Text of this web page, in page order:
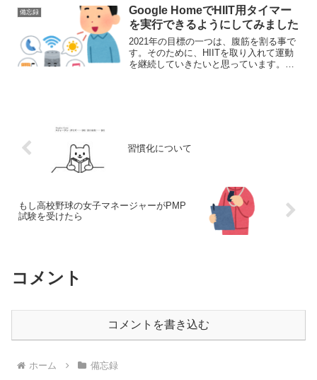
物にするやり方に憤慨しまくりです。憤
怒です。ふんぬっ。今...
備忘録
Google HomeでHIIT用タイマー
を実行できるようにしてみました
2021年の目標の一つは、腹筋を割る事で
す。そのために、HIITを取り入れて運動
を継続していきたいと思っています。そ
習慣化について
もし高校野球の女子マネージャーがPMP
試験を受けたら
コメント
コメントを書き込む
ホーム 備忘録